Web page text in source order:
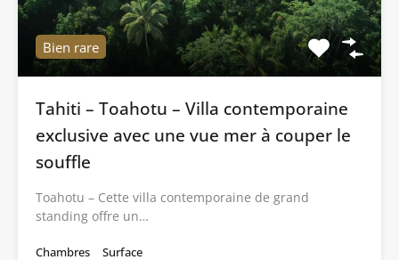
Bien rare
Tahiti – Toahotu – Villa contemporaine
exclusive avec une vue mer à couper le
souffle
Toahotu – Cette villa contemporaine de grand
standing offre un…
Chambres
Surface